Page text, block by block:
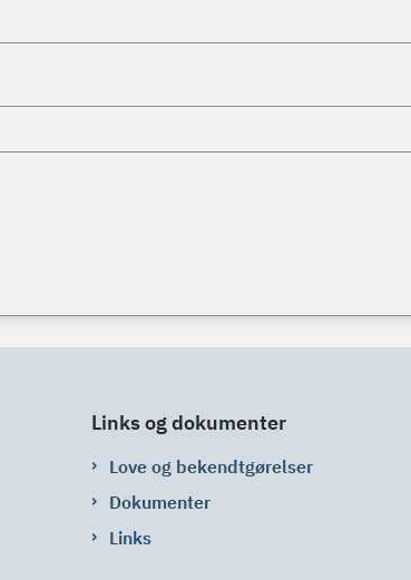
Links og dokumenter
Love og bekendtgørelser
Dokumenter
Links